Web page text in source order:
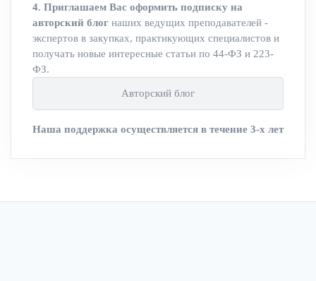
4. Приглашаем Вас оформить подписку на
авторский блог наших ведущих преподавателей -
экспертов в закупках, практикующих специалистов и
получать новые интересные статьи по 44-ФЗ и 223-
ФЗ.
Авторский блог
Наша поддержка осуществляется в течение 3-х лет